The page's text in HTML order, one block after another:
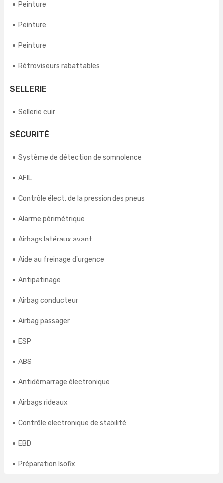
Peinture
Peinture
Peinture
Rétroviseurs rabattables
SELLERIE
Sellerie cuir
SÉCURITÉ
Système de détection de somnolence
AFIL
Contrôle élect. de la pression des pneus
Alarme périmétrique
Airbags latéraux avant
Aide au freinage d'urgence
Antipatinage
Airbag conducteur
Airbag passager
ESP
ABS
Antidémarrage électronique
Airbags rideaux
Contrôle electronique de stabilité
EBD
Préparation Isofix